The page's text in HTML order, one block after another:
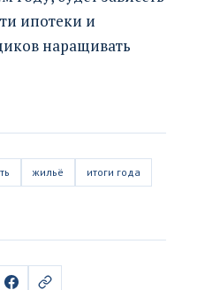
ипотеки и
наращивать
жильё итоги года